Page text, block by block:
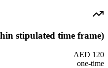
stipulated time frame)
AED 120
one-time